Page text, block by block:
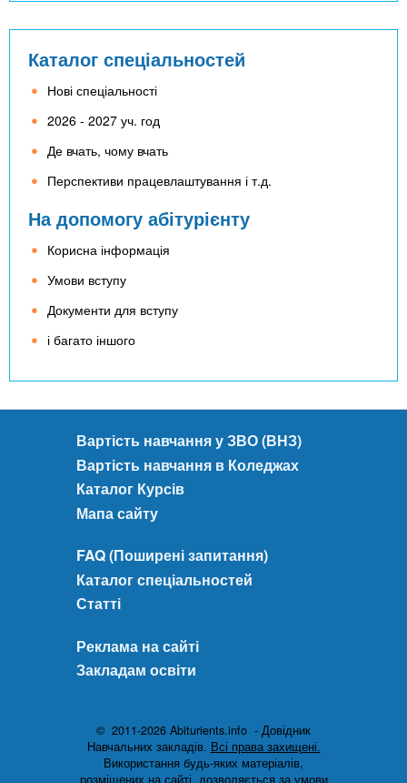
Каталог спеціальностей
Нові спеціальності
2026 - 2027 уч. год
Де вчать, чому вчать
Перспективи працевлаштування і т.д.
На допомогу абітурієнту
Корисна інформація
Умови вступу
Документи для вступу
і багато іншого
Вартість навчання у ЗВО (ВНЗ)
Вартість навчання в Коледжах
Каталог Курсів
Мапа сайту
FAQ (Поширені запитання)
Каталог спеціальностей
Статті
Реклама на сайті
Закладам освіти
© 2011-2026 Abiturients.info - Довідник
Навчальних закладів. Всі права захищені.
Використання будь-яких матеріалів,
розміщених на сайті, дозволяється за умови